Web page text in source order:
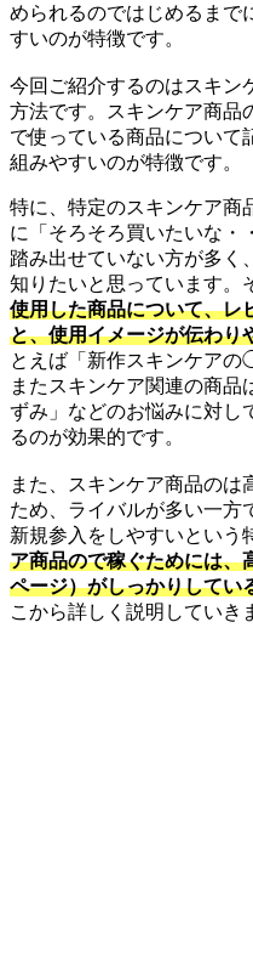
められるのではじめるまで
すいのが特徴です。
今回ご紹介するのはスキン
方法です。スキンケア商品
で使っている商品について
組みやすいのが特徴です。
特に、特定のスキンケア商
に「そろそろ買いたいな・
踏み出せていない方が多く
知りたいと思っています。
使用した商品について、レ
と、使用イメージが伝わり
とえば「新作スキンケア
またスキンケア関連の商品
ずみ」などのお悩みに対し
るのが効果的です。
また、スキンケア商品のは
ため、ライバルが多い一方
新規参入をしやすいという
ア商品ので稼ぐためには、
ページ）がしっかりしてい
こから詳しく説明していき